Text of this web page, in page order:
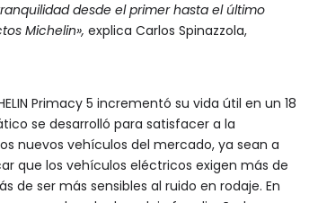
desde el primer hasta el último
Michelin», explica Carlos Spinazzola,
Primacy 5 incrementó su vida útil en un 18
se desarrolló para satisfacer a la
nuevos vehículos del mercado, ya sean a
que los vehículos eléctricos exigen más de
de ser más sensibles al ruido en rodaje. En